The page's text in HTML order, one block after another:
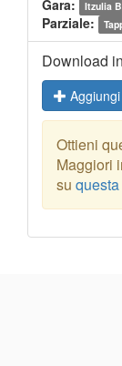
Gara: Itzulia
Parziale:
Download
Ottieni
Maggiori
su